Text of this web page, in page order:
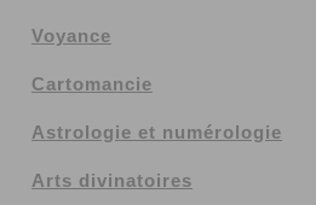
Voyance
Cartomancie
Astrologie et numérologie
Arts divinatoires